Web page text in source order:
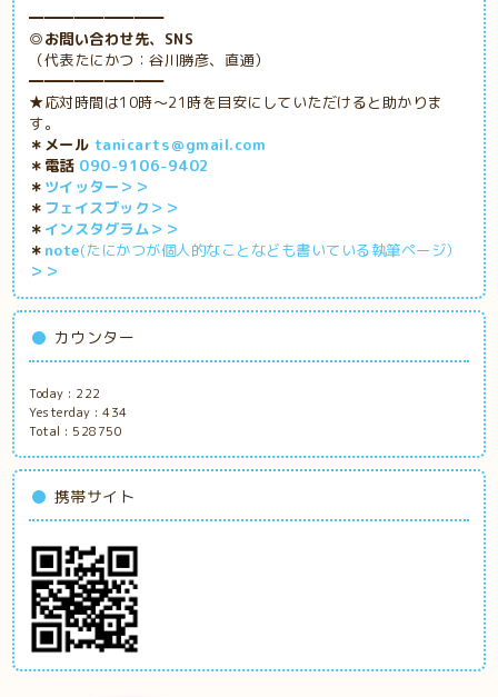
━━━━━━━━━
◎お問い合わせ先、SNS
（代表たにかつ：谷川勝彦、直通）
━━━━━━━━━
★応対時間は10時～21時を目安にしていただけると助かりま
す。
＊メール tanicarts＠gmail.com
＊電話 090-9106-9402
＊ ツイッター＞＞
＊ フェイスブック＞＞
＊ インスタグラム＞＞
＊ note(たにかつが個人的なことなども書いている執筆ページ）
＞＞
カウンター
Today : 222
Yesterday :434
Total : 528750
携帯サイト